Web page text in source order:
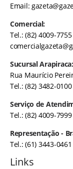
Email:
Comercial:
Tel.: (82) 4009-7755
Sucursal Arapiraca:
Rua Maurício
Tel.: (82) 3482-0100
Serviço de
Tel.: (82) 4009-7999
Representação -
Tel.: (61) 3443-0461
Links